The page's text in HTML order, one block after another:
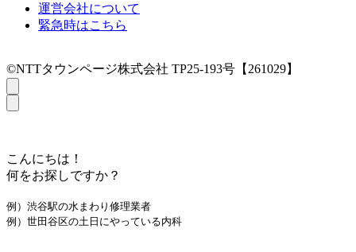
運営会社について
緊急時はこちら
©NTTタウンページ株式会社 TP25-193号【261029】
こんにちは！
何をお探しですか？
例）渋谷駅の水まわり修理業者
例）世田谷区の土日にやっている内科